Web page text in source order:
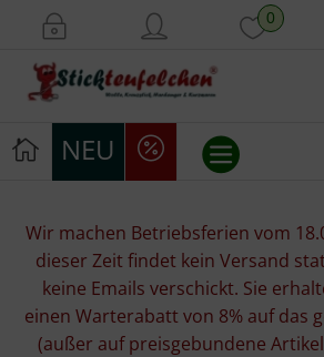
0
NEU
Stickpackungen
Stickgarne
Wir machen Betriebsferien vom
dieser Zeit findet kein Versand
keine Emails verschickt. Sie
einen Warterabatt von 8% auf das
(außer auf preisgebundene